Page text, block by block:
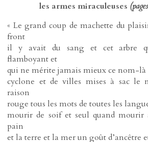
les armes miraculeuses
« Le grand coup de machette du
front
il y avait du sang et cet arbre
flamboyant et
qui ne mérite jamais mieux ce nom-là
cyclone et de villes mises à sac le
raison
rouge tous les mots de toutes les
mourir de soif et seul quand
pain
et la terre et la mer un goût d’ancêtre